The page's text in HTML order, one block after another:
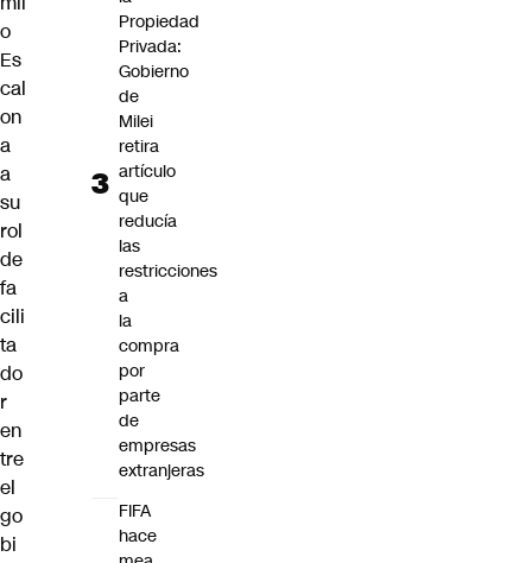
o
Es
cal
on
a
a
su
rol
de
fa
cili
ta
do
r
en
tre
el
go
bi
Propiedad
Privada:
Gobierno
de
Milei
retira
artículo
que
reducía
las
restricciones
a
la
compra
por
parte
de
empresas
extranjeras
FIFA
hace